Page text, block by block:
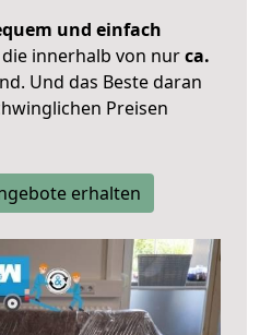
und einfach
die innerhalb von nurca.
Und das Beste daran
Preisen
erhalten